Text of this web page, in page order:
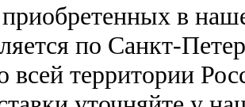
в
по Санкт-
всей территории